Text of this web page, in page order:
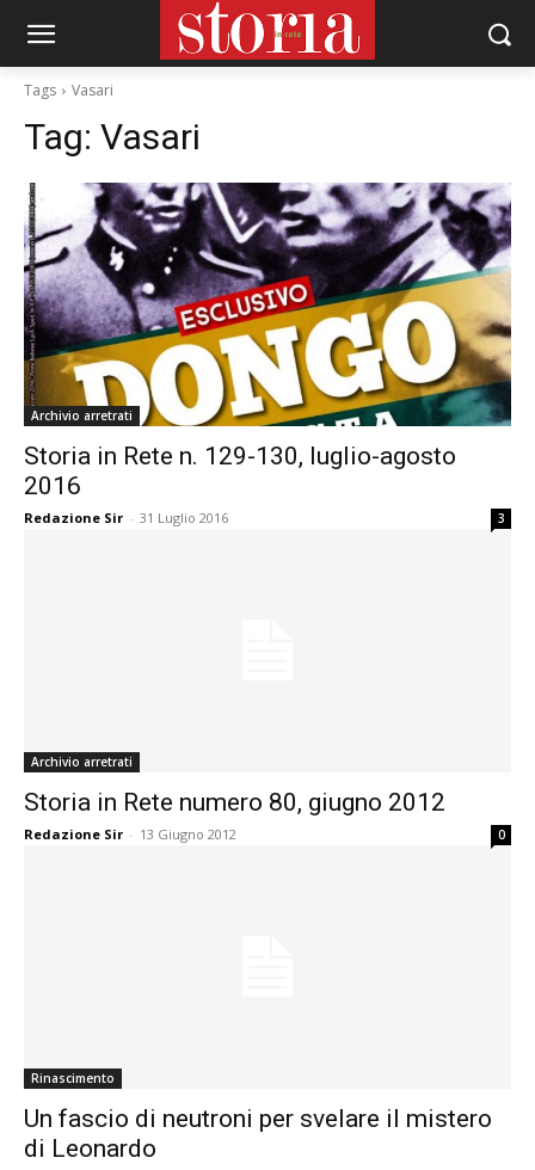
Tags Vasari
Tag: Vasari
Archivio arretrati
Storia in Rete n. 129-130, luglio-agosto
2016
Redazione Sir - 31 Luglio 2016 3
Archivio arretrati
Storia in Rete numero 80, giugno 2012
Redazione Sir - 13 Giugno 2012 0
Rinascimento
Un fascio di neutroni per svelare il mistero
di Leonardo